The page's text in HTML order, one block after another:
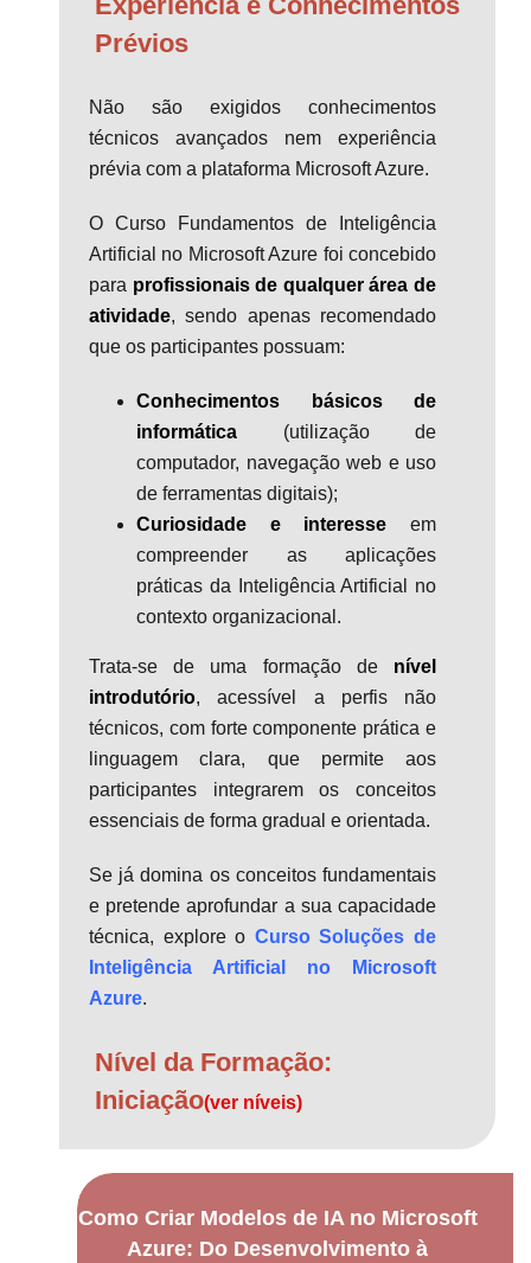
Prévios
Não são exigidos conhecimentos
técnicos avançados nem experiência
prévia com a plataforma Microsoft Azure.
O Curso Fundamentos de Inteligência
Artificial no Microsoft Azure foi concebido
para profissionais de qualquer área de
atividade, sendo apenas recomendado
que os participantes possuam:
Conhecimentos básicos de
informática (utilização de
computador, navegação web e uso
de ferramentas digitais);
Curiosidade e interesse em
compreender as aplicações
práticas da Inteligência Artificial no
contexto organizacional.
Trata-se de uma formação de nível
introdutório, acessível a perfis não
técnicos, com forte componente prática e
linguagem clara, que permite aos
participantes integrarem os conceitos
essenciais de forma gradual e orientada.
Se já domina os conceitos fundamentais
e pretende aprofundar a sua capacidade
técnica, explore o Curso Soluções de
Inteligência Artificial no Microsoft
Azure.
Nível da Formação:
Iniciação(ver níveis)
Como Criar Modelos de IA no Microsoft
Azure: Do Desenvolvimento à